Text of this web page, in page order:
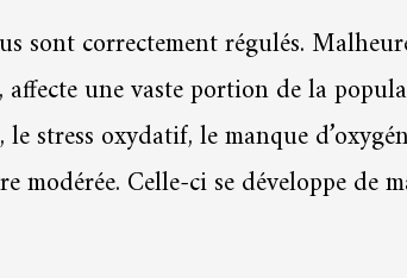
sont correctement régulés.
une vaste portion de la
stress oxydatif, le manque
Celle-ci se développe de